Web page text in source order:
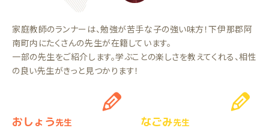
家庭教師のランナーは、勉強が苦手な子の強い味方！下伊那郡阿
南町内にたくさんの先生が在籍しています。
一部の先生をご紹介します。学ぶことの楽しさを教えてくれる、相性
の良い先生がきっと見つかります！
おしょう先生 なごみ先生